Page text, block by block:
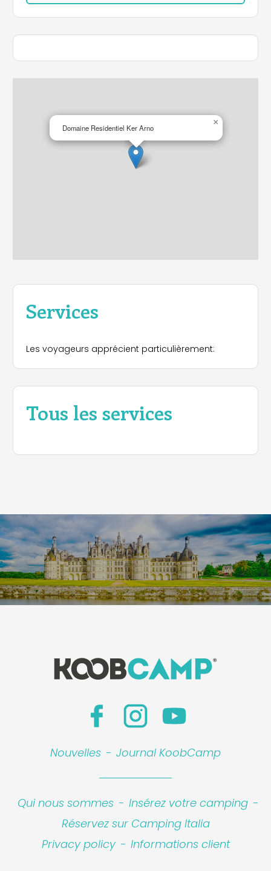
Domaine Residentiel Ker Arno
×
Services
Les voyageurs apprécient particulièrement:
Tous les services
Nouvelles - Journal KoobCamp
Qui nous sommes - Insérez votre camping -
Réservez sur Camping Italia
Privacy policy - Informations client